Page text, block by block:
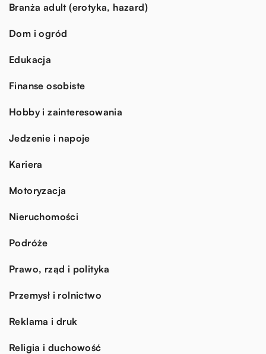
Branża adult (erotyka, hazard)
Dom i ogród
Edukacja
Finanse osobiste
Hobby i zainteresowania
Jedzenie i napoje
Kariera
Motoryzacja
Nieruchomości
Podróże
Prawo, rząd i polityka
Przemysł i rolnictwo
Reklama i druk
Religia i duchowość